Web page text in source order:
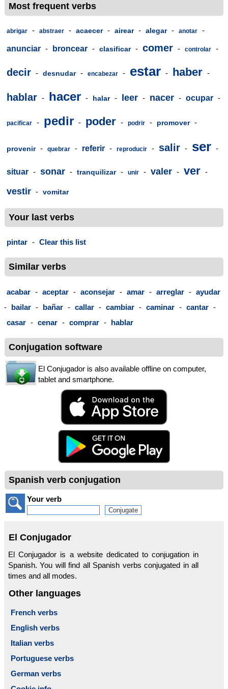
Most frequent verbs
abrigar - abstraer - acaecer - airear - alegar - anotar -
anunciar - broncear - clasificar - comer - controlar -
decir - desnudar - encabezar - estar - haber -
hablar - hacer - halar - leer - nacer - ocupar -
pacificar - pedir - poder - podrir - promover -
provenir - quebrar - referir - reproducir - salir - ser -
situar - sonar - tranquilizar - unir - valer - ver -
vestir - vomitar
Your last verbs
pintar - Clear this list
Similar verbs
acabar - aceptar - aconsejar - amar - arreglar - ayudar
- bailar - bañar - callar - cambiar - caminar - cantar -
casar - cenar - comprar - hablar
Conjugation software
El Conjugador is also available offline on computer,
tablet and smartphone.
Spanish verb conjugation
Your verb
El Conjugador
El Conjugador is a website dedicated to conjugation in
Spanish. You will find all Spanish verbs conjugated in all
times and all modes.
Other languages
French verbs
English verbs
Italian verbs
Portuguese verbs
German verbs